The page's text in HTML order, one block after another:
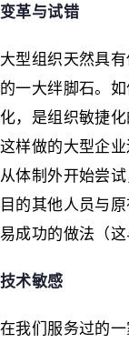
变革与试错
大型组织天然具
的一大绊脚石。
化，是组织敏捷
这样做的大型企
从体制外开始尝
目的其他人员与
易成功的做法（
技术敏感
在我们服务过的